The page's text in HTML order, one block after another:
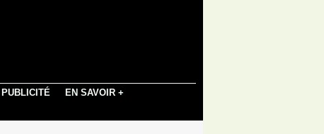
PUBLICITÉ
EN SAVOIR +